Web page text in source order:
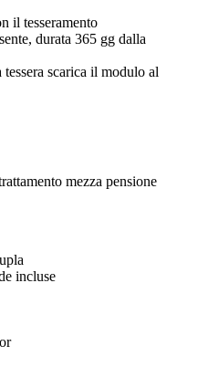
il tesseramento
durata 365 gg dalla
scarica il modulo al
mezza pensione
incluse